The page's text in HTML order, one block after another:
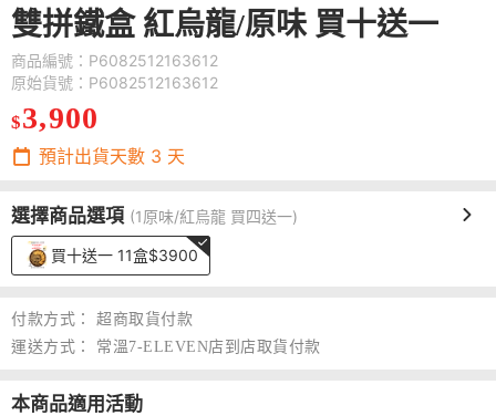
雙拼鐵盒 紅烏龍/原味 買十送一
商品編號：P6082512163612
原始貨號：P6082512163612
$3,900
預計出貨天數 3 天
選擇商品選項 (1原味/紅烏龍 買四送一)
買十送一 11盒$3900
付款方式：
超商取貨付款
運送方式：
常溫7-ELEVEN店到店取貨付款
本商品適用活動